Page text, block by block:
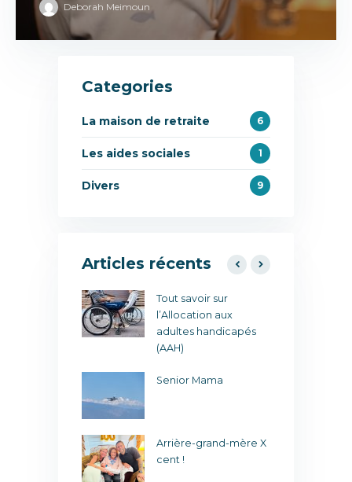
Deborah Meimoun
Categories
La maison de retraite 6
Les aides sociales 1
Divers 9
Articles récents
Tout savoir sur
l’Allocation aux
adultes handicapés
(AAH)
Senior Mama
Arrière-grand-mère X
cent !